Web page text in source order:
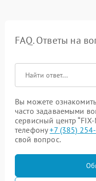
FAQ. Ответы на
Вы можете
часто задаваемыми
сервисный центр
телефону+7 (385)
свой вопрос.